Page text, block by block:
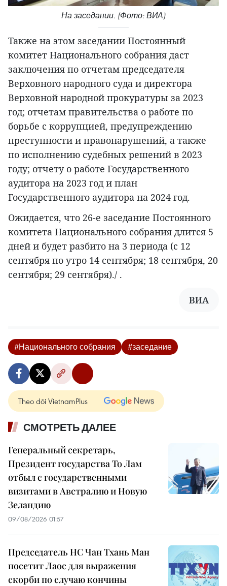
На заседании. (Фото: ВИА)
Также на этом заседании Постоянный
комитет Национального собрания даст
заключения по отчетам председателя
Верховного народного суда и директора
Верховной народной прокуратуры за 2023
год; отчетам правительства о работе по
борьбе с коррупцией, предупреждению
преступности и правонарушений, а также
по исполнению судебных решений в 2023
году; отчету о работе Государственного
аудитора на 2023 год и план
Государственного аудитора на 2024 год.
Ожидается, что 26-е заседание Постоянного
комитета Национального собрания длится 5
дней и будет разбито на 3 периода (с 12
сентября по утро 14 сентября; 18 сентября, 20
сентября; 29 сентября)./ .
ВИА
#Национального собрания #заседание
Theo dõi VietnamPlus
СМОТРЕТЬ ДАЛЕЕ
Генеральный секретарь,
Президент государства То Лам
отбыл с государственными
визитами в Австралию и Новую
Зеландию
09/08/2026 01:57
Председатель НС Чан Тхань Ман
посетит Лаос для выражения
скорби по случаю кончины